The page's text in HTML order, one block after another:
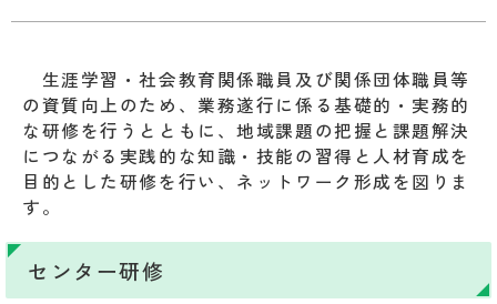
生涯学習・社会教育関係職員及び関係団体職員等
の資質向上のため、業務遂行に係る基礎的・実務的
な研修を行うとともに、地域課題の把握と課題解決
につながる実践的な知識・技能の習得と人材育成を
目的とした研修を行い、ネットワーク形成を図りま
す。
センター研修